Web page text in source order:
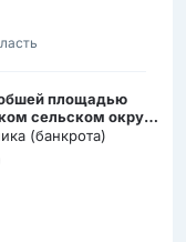
площадью
сельском округе
(банкрота)